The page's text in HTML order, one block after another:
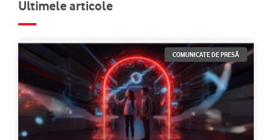
Ultimele articole
COMUNICATE DE PRESĂ